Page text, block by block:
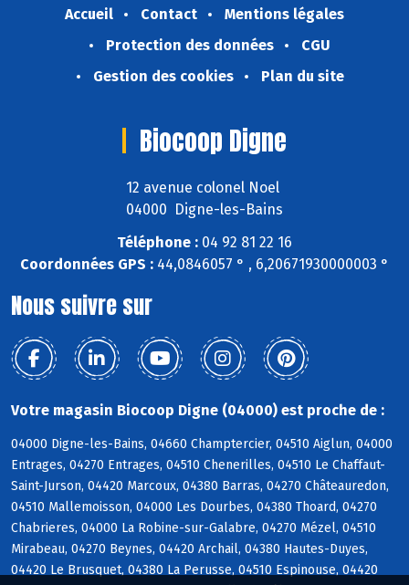
Accueil Contact
Mentions légales
Protection des données
CGU
Gestion des cookies
Plan du site
Biocoop Digne
12 avenue colonel Noel
04000 Digne-les-Bains
Téléphone : 04 92 81 22 16
Coordonnées GPS : 44,0846057 ° , 6,20671930000003 °
Nous suivre sur
Votre magasin Biocoop Digne (04000) est proche de :
04000 Digne-les-Bains, 04660 Champtercier, 04510 Aiglun, 04000
Entrages, 04270 Entrages, 04510 Chenerilles, 04510 Le Chaffaut-
Saint-Jurson, 04420 Marcoux, 04380 Barras, 04270 Châteauredon,
04510 Mallemoisson, 04000 Les Dourbes, 04380 Thoard, 04270
Chabrieres, 04000 La Robine-sur-Galabre, 04270 Mézel, 04510
Mirabeau, 04270 Beynes, 04420 Archail, 04380 Hautes-Duyes,
04420 Le Brusquet, 04380 La Perusse, 04510 Espinouse, 04420